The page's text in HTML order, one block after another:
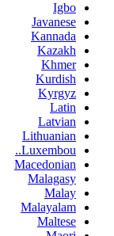
Igbo
Javanese
Kannada
Kazakh
Khmer
Kurdish
Kyrgyz
Latin
Latvian
Lithuanian
Luxembou..
Macedonian
Malagasy
Malay
Malayalam
Maltese